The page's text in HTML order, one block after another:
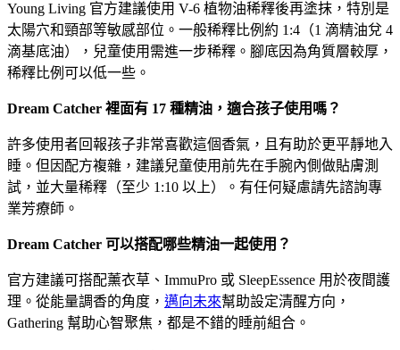
Young Living 官方建議使用 V-6 植物油稀釋後再塗抹，特別是
太陽穴和頸部等敏感部位。一般稀釋比例約 1:4（1 滴精油兌 4
滴基底油），兒童使用需進一步稀釋。腳底因為角質層較厚，
稀釋比例可以低一些。
Dream Catcher 裡面有 17 種精油，適合孩子使用嗎？
許多使用者回報孩子非常喜歡這個香氣，且有助於更平靜地入
睡。但因配方複雜，建議兒童使用前先在手腕內側做貼膚測
試，並大量稀釋（至少 1:10 以上）。有任何疑慮請先諮詢專
業芳療師。
Dream Catcher 可以搭配哪些精油一起使用？
官方建議可搭配薰衣草、ImmuPro 或 SleepEssence 用於夜間護
理。從能量調香的角度， 邁向未來幫助設定清醒方向，
Gathering 幫助心智聚焦，都是不錯的睡前組合。